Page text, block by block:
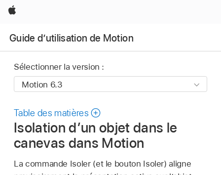
Apple
Guide d’utilisation de Motion
Sélectionner la version :
Table des matières
Isolation d’un objet dans le
canevas dans Motion
La commande Isoler (et le bouton Isoler) aligne